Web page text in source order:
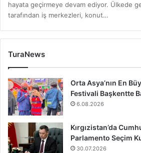
hayata geçirmeye devam ediyor. Ülkede
tarafından iş merkezleri, konut…
TuraNews
Orta Asya’nın En
Festivali Başkentte
6.08.2026
Kırgızistan’da
Parlamento Seçim
30.07.2026